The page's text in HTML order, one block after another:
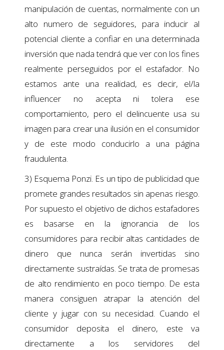
manipulación de cuentas, normalmente con un
alto numero de seguidores, para inducir al
potencial cliente a confiar en una determinada
inversión que nada tendrá que ver con los fines
realmente perseguidos por el estafador. No
estamos ante una realidad, es decir, el/la
influencer no acepta ni tolera ese
comportamiento, pero el delincuente usa su
imagen para crear una ilusión en el consumidor
y de este modo conducirlo a una página
fraudulenta.
3) Esquema Ponzi. Es un tipo de publicidad que
promete grandes resultados sin apenas riesgo.
Por supuesto el objetivo de dichos estafadores
es basarse en la ignorancia de los
consumidores para recibir altas cantidades de
dinero que nunca serán invertidas sino
directamente sustraídas. Se trata de promesas
de alto rendimiento en poco tiempo. De esta
manera consiguen atrapar la atención del
cliente y jugar con su necesidad. Cuando el
consumidor deposita el dinero, este va
directamente a los servidores del